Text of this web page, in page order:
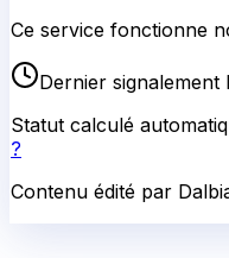
Ce service fonctionne
Dernier signalement
Statut calculé
?
Contenu édité par